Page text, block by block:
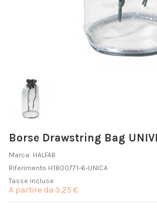
Borse Drawstring Bag
Marca: HALFAR
Riferimento H1800771-6-UNICA
Tasse incluse
A partire da 3,25 €